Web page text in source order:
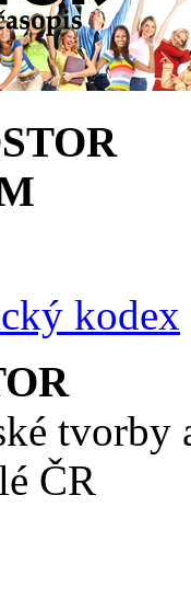
kodex
ČR